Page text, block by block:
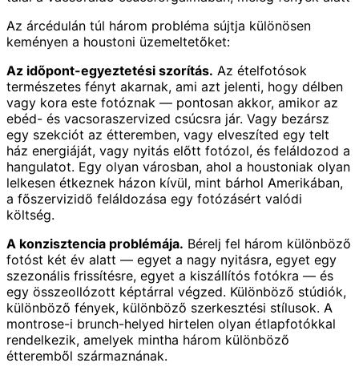
Az árcédulán túl három probléma sújtja különösen
keményen a houstoni üzemeltetőket:
Az időpont-egyeztetési szorítás. Az ételfotósok
természetes fényt akarnak, ami azt jelenti, hogy délben
vagy kora este fotóznak — pontosan akkor, amikor az
ebéd- és vacsoraszervized csúcsra jár. Vagy bezársz
egy szekciót az étteremben, vagy elveszíted egy telt
ház energiáját, vagy nyitás előtt fotózol, és feláldozod a
hangulatot. Egy olyan városban, ahol a houstoniak olyan
lelkesen étkeznek házon kívül, mint bárhol Amerikában,
a főszervizidő feláldozása egy fotózásért valódi
költség.
A konzisztencia problémája. Bérelj fel három különböző
fotóst két év alatt — egyet a nagy nyitásra, egyet egy
szezonális frissítésre, egyet a kiszállítós fotókra — és
egy összeollózott képtárral végzed. Különböző stúdiók,
különböző fények, különböző szerkesztési stílusok. A
montrose-i brunch-helyed hirtelen olyan étlapfotókkal
rendelkezik, amelyek mintha három különböző
étteremből származnának.